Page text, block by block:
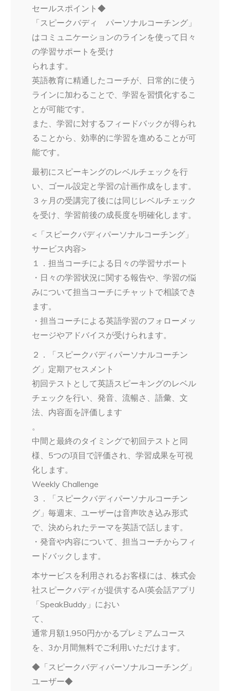
セールスポイント◆
「スピークバディ パーソナルコーチング」
はコミュニケーションのラインを使って日々
の学習サポートを受け
られます。
英語教育に精通したコーチが、日常的に使う
ラインに加わることで、学習を習慣化するこ
とが可能です。
また、学習に対するフィードバックが得られ
ることから、効率的に学習を進めることが可
能です。
最初にスピーキングのレベルチェックを行
い、ゴール設定と学習の計画作成をします。
３ヶ月の受講完了後には同じレベルチェック
を受け、学習前後の成長度を明確化します。
<「スピークバディパーソナルコーチング」
サービス内容>
１．担当コーチによる日々の学習サポート
・日々の学習状況に関する報告や、学習の悩
みについて担当コーチにチャットで相談でき
ます。
・担当コーチによる英語学習のフォローメッ
セージやアドバイスが受けられます。
２．「スピークバディパーソナルコーチン
グ」定期アセスメント
初回テストとして英語スピーキングのレベル
チェックを行い、発音、流暢さ、語彙、文
法、内容面を評価します
。
中間と最終のタイミングで初回テストと同
様、5つの項目で評価され、学習成果を可視
化します。
Weekly Challenge
３．「スピークバディパーソナルコーチン
グ」毎週末、ユーザーは音声吹き込み形式
で、決められたテーマを英語で話します。
・発音や内容について、担当コーチからフィ
ードバックします。
本サービスを利用されるお客様には、株式会
社スピークバディが提供するAI英会話アプリ
「SpeakBuddy」におい
て、
通常月額1,950円かかるプレミアムコース
を、3か月間無料でご利用いただけます。
◆「スピークバディパーソナルコーチング」
ユーザー◆